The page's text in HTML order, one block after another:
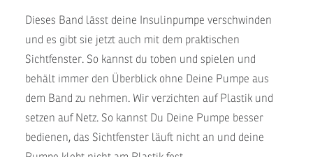
Dieses Band lässt deine Insulinpumpe verschwinden
und es gibt sie jetzt auch mit dem praktischen
Sichtfenster. So kannst du toben und spielen und
behält immer den Überblick ohne Deine Pumpe aus
dem Band zu nehmen. Wir verzichten auf Plastik und
setzen auf Netz. So kannst Du Deine Pumpe besser
bedienen, das Sichtfenster läuft nicht an und deine